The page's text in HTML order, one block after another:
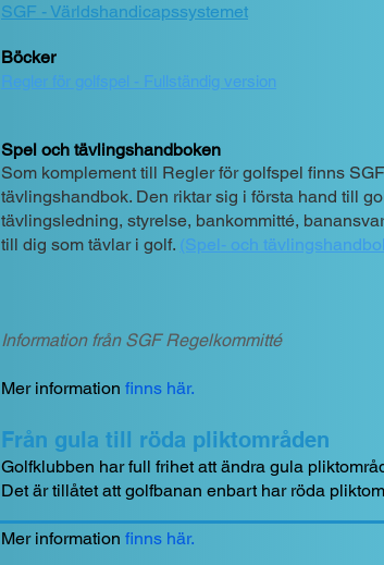
SGF - Världshandicapssystemet
Böcker
Regler för golfspel - Fullständig version
Spel och tävlingshandboken
Som komplement till Regler för golfspel finns
tävlingshandbok. Den riktar sig i första hand till
tävlingsledning, styrelse, bankommitté,
till dig som tävlar i golf. (Spel- och
Information från SGF Regelkommitté
Mer information finns här.
Från gula till röda pliktområden
Golfklubben har full frihet att ändra gula
Det är tillåtet att golfbanan enbart har röda
Mer information finns här.